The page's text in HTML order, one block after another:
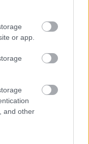
or app.
and other
időjárás és
időjárás és